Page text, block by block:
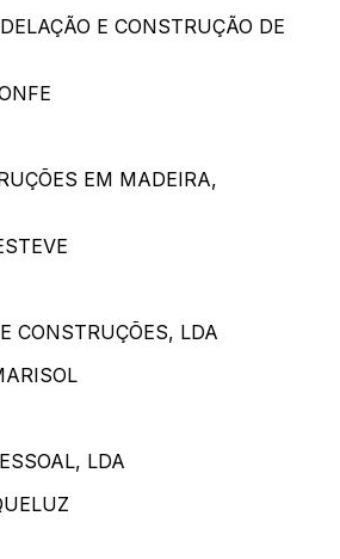
E CONSTRUÇÃO DE
EM MADEIRA,
CONSTRUÇÕES, LDA
LDA